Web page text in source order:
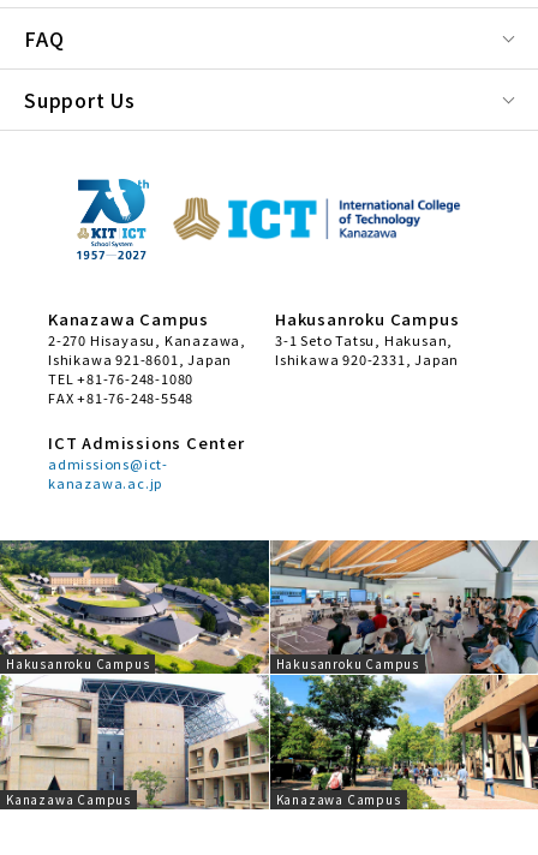
FAQ
Support Us
Kanazawa Campus
2-270 Hisayasu, Kanazawa,
Ishikawa 921-8601, Japan
TEL +81-76-248-1080
FAX +81-76-248-5548
Hakusanroku Campus
3-1 Seto Tatsu, Hakusan,
Ishikawa 920-2331, Japan
ICT Admissions Center
admissions@ict-
kanazawa.ac.jp
Hakusanroku Campus Hakusanroku Campus
Kanazawa Campus Kanazawa Campus